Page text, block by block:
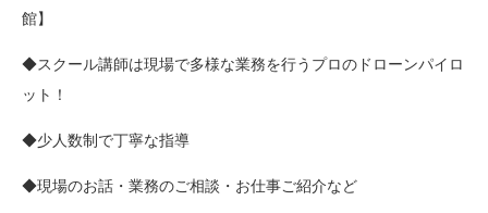
館】
◆スクール講師は現場で多様な業務を行うプロのドローンパイロ
ット！
◆少人数制で丁寧な指導
◆現場のお話・業務のご相談・お仕事ご紹介など